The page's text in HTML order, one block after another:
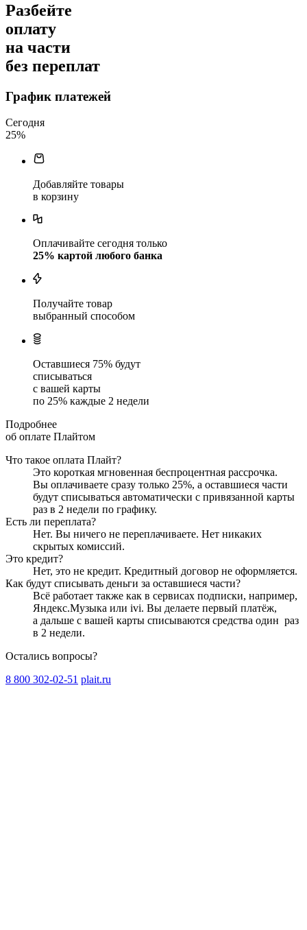
Разбейте
оплату
на части
без переплат
График платежей
Сегодня
25%
Добавляйте товары
в корзину
Оплачивайте сегодня только
25% картой любого банка
Получайте товар
выбранный способом
Оставшиеся 75% будут
списываться
с вашей карты
по 25% каждые 2 недели
Подробнее
об оплате Плайтом
Что такое оплата Плайт?
Это короткая мгновенная беспроцентная рассрочка.
Вы оплачиваете сразу только 25%, а оставшиеся части
будут списываться автоматически с привязанной карты
раз в 2 недели по графику.
Есть ли переплата?
Нет. Вы ничего не переплачиваете. Нет никаких
скрытых комиссий.
Это кредит?
Нет, это не кредит. Кредитный договор не оформляется.
Как будут списывать деньги за оставшиеся части?
Всё работает также как в сервисах подписки, например,
Яндекс.Музыка или ivi. Вы делаете первый платёж,
а дальше с вашей карты списываются средства один раз
в 2 недели.
Остались вопросы?
8 800 302-02-51 plait.ru